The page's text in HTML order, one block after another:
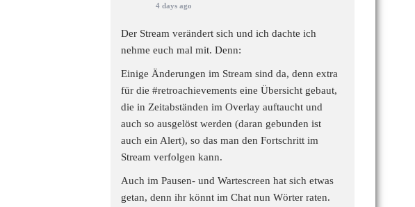
4 days ago
Der Stream verändert sich und ich dachte ich
nehme euch mal mit. Denn:
Einige Änderungen im Stream sind da, denn extra
für die #retroachievements eine Übersicht gebaut,
die in Zeitabständen im Overlay auftaucht und
auch so ausgelöst werden (daran gebunden ist
auch ein Alert), so das man den Fortschritt im
Stream verfolgen kann.
Auch im Pausen- und Wartescreen hat sich etwas
getan, denn ihr könnt im Chat nun Wörter raten.